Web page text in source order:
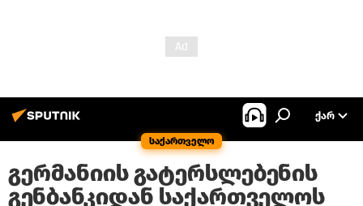
საქართველო
ᲥᲐᲠ
გერმანიის გატერსლებენის
გენბანკიდან საქართველოს